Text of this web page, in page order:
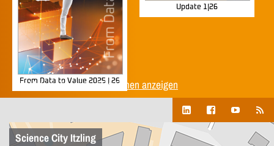
Science City Itzling
From Data to Value 2025 | 26
Update 1|26
Alle Unternehmenspublikationen anzeigen